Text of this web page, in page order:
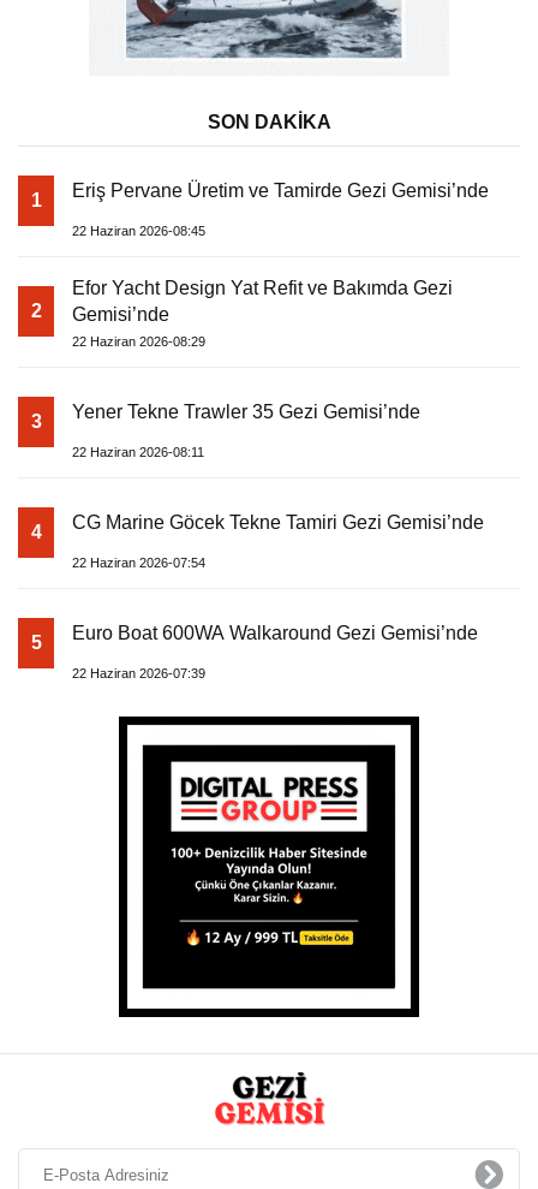
SON DAKİKA
1 Eriş Pervane Üretim ve Tamirde Gezi Gemisi’nde
22 Haziran 2026-08:45
2
Efor Yacht Design Yat Refit ve Bakımda Gezi
Gemisi’nde
22 Haziran 2026-08:29
3 Yener Tekne Trawler 35 Gezi Gemisi’nde
22 Haziran 2026-08:11
4 CG Marine Göcek Tekne Tamiri Gezi Gemisi’nde
22 Haziran 2026-07:54
5 Euro Boat 600WA Walkaround Gezi Gemisi’nde
22 Haziran 2026-07:39